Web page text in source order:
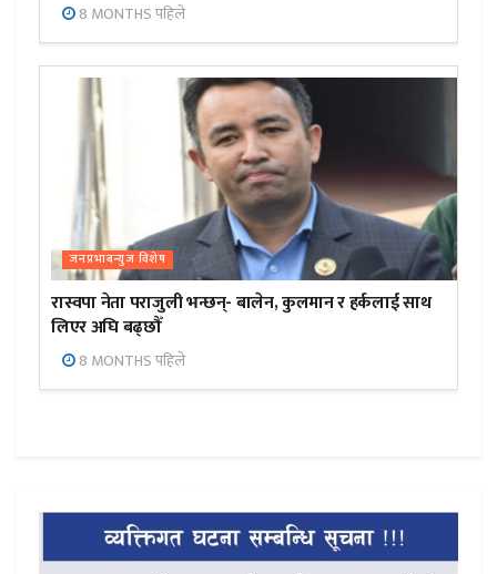
8 MONTHS पहिले
जनप्रभाबन्युज विशेष
रास्वपा नेता पराजुली भन्छन्- बालेन, कुलमान र हर्कलाई साथ
लिएर अघि बढ्छौँ
8 MONTHS पहिले